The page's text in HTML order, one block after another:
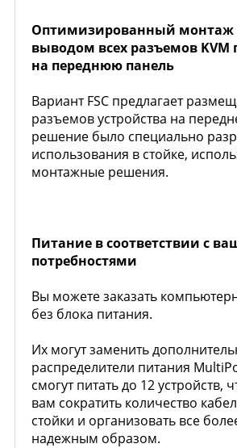
Оптимизированный монтаж
выводом всех разъемов KVM
на переднюю панель
Вариант FSC предлагает
разъемов устройства на
решение было специально
использования в стойке,
монтажные решения.
Питание в соответствии с
потребностями
Вы можете заказать
без блока питания.
Их могут заменить
распределители питания
смогут питать до 12 устройств,
вам сократить количество
стойки и организовать все
надежным образом.